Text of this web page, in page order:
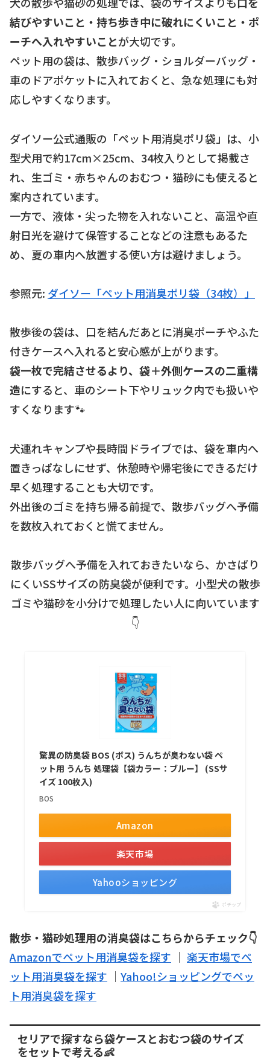
結びやすいこと・持ち歩き中に破れにくいこと・ポ
ーチへ入れやすいことが大切です。
ペット用の袋は、散歩バッグ・ショルダーバッグ・
車のドアポケットに入れておくと、急な処理にも対
応しやすくなります。
ダイソー公式通販の「ペット用消臭ポリ袋」は、小
型犬用で約17cm×25cm、34枚入りとして掲載さ
れ、生ゴミ・赤ちゃんのおむつ・猫砂にも使えると
案内されています。
一方で、液体・尖った物を入れないこと、高温や直
射日光を避けて保管することなどの注意もあるた
め、夏の車内へ放置する使い方は避けましょう。
参照元: ダイソー「ペット用消臭ポリ袋（34枚）」
散歩後の袋は、口を結んだあとに消臭ポーチやふた
付きケースへ入れると安心感が上がります。
袋一枚で完結させるより、袋＋外側ケースの二重構
造にすると、車のシート下やリュック内でも扱いや
すくなります🐾
犬連れキャンプや長時間ドライブでは、袋を車内へ
置きっぱなしにせず、休憩時や帰宅後にできるだけ
早く処理することも大切です。
外出後のゴミを持ち帰る前提で、散歩バッグへ予備
を数枚入れておくと慌てません。
散歩バッグへ予備を入れておきたいなら、かさばり
にくいSSサイズの防臭袋が便利です。小型犬の散歩
ゴミや猫砂を小分けで処理したい人に向いています
👇
驚異の防臭袋 BOS (ボス) うんちが臭わない袋 ペ
ット用 うんち 処理袋【袋カラー：ブルー】 (SSサ
イズ 100枚入)
BOS
Amazon
楽天市場
Yahooショッピング
ポチップ
散歩・猫砂処理用の消臭袋はこちらからチェック👇
Amazonでペット用消臭袋を探す ｜ 楽天市場でペ
ット用消臭袋を探す ｜ Yahoo!ショッピングでペッ
ト用消臭袋を探す
セリアで探すなら袋ケースとおむつ袋のサイズ
をセットで考える👶